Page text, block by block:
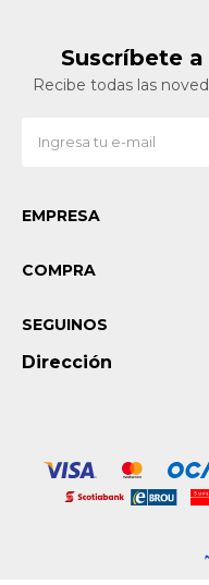
Suscríbete
Recibe todas las
EMPRESA
COMPRA
Dirección
SEGUINOS
Ferretería
Vestimenta y